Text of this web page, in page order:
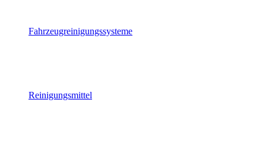
Fahrzeugreinigungssysteme
Reinigungsmittel